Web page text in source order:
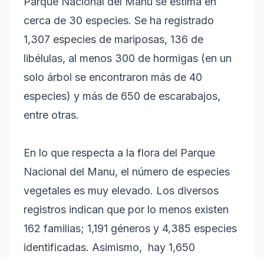
cerca de 30 especies. Se ha registrado
1,307 especies de mariposas, 136 de
libélulas, al menos 300 de hormigas (en un
solo árbol se encontraron más de 40
especies) y más de 650 de escarabajos,
entre otras.
En lo que respecta a la flora del Parque
Nacional del Manu, el número de especies
vegetales es muy elevado. Los diversos
registros indican que por lo menos existen
162 familias; 1,191 géneros y 4,385 especies
identificadas. Asimismo, hay 1,650